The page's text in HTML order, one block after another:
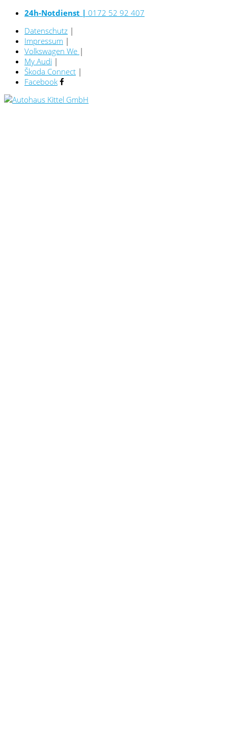
24h-Notdienst | 0172 52 92 407
Datenschutz |
Impressum |
Volkswagen We |
My Audi |
Škoda Connect |
Facebook